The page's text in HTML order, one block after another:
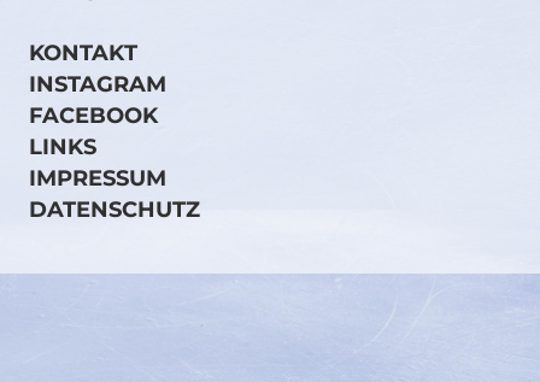
KONTAKT
INSTAGRAM
FACEBOOK
LINKS
IMPRESSUM
DATENSCHUTZ